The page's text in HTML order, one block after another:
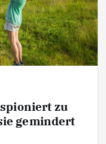
zu
gemindert